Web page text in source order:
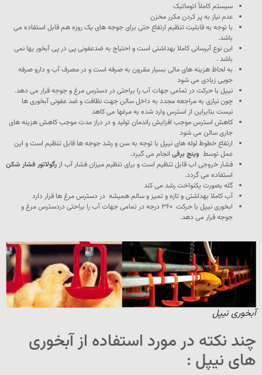
سیستم کاملاً اتوماتیک
عدم نیاز به پر کردن مکرر مخزن
با توجه به قابلیت تنظیم ارتفاع حتی برای جوجه های یک روزه هم قابل استفاده می
باشد.
این نوع آبرسانی کاملا بهداشتی است و احتیاج به ضدعفونی پی در پی آبخور یها نمی
باشد .
به لحاظ هزینه های مالی بسیار مقرون به صرفه است و در مصرف آب و دارو صرفه
جویی زیادی می شود
نیپل با حرکت در تمامی جهات آب را براحتی در دسترس مرغ و جوجه قرار می دهد.
چون نیازی به مراجعه مجدد به داخل سالن جهت نظافت و ضد عفونی آبخوری ها
نیست بنابراین از استرس وارد شده به مرغها می کاهد
کاهش استرس موجب افزایش راندمان تولید و در دراز مدت موجب کاهش هزینه های
جاری سالن می شود
ارتفاع خطوط لوله های نیپل با توجه به سن و رشد جوجه ها قابل تنظیم است و این
عمل توسط وینچ برقی انجام می گیرد.
فشار خروجی اب قابل تنظیم است و برای تنظیم میزان فشار آب از رگولاتور فشار شکن
استفاده می گردد.
گله بصورت یکنواخت رشد می کند
آب کاملا بهداشتی و تازه و تمیز و سالم همیشه در دسترس مرغ ها قرار دارد
ابخوری نیپل با حرکت ۳۶۰ درجه در تمامی جهات آب را براحتی دردسترس مرغ و
جوجه قرار می دهد.
آبخوری نیپل
چند نکته در مورد استفاده از آبخوری
های نیپل :